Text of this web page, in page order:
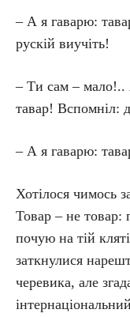
– А я гаварю:
рускій виучіть!
– Ти сам – мало!..
тавар! Вспомніл:
– А я гаварю:
Хотілося чимось
Товар – не товар:
почую на тій
заткнулися
черевика, але